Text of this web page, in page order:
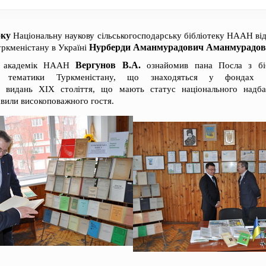
Національну наукову сільськогосподарську бібліотеку НААН
в Україні Нурберди Аманмурадович Аманмурадов
академік НААНВергунов В.А.ознайомив пана Посла з
тематики Туркменістану, що знаходяться у фондах
видань ХІХ століття, що мають статус національного
високоповажного гостя.